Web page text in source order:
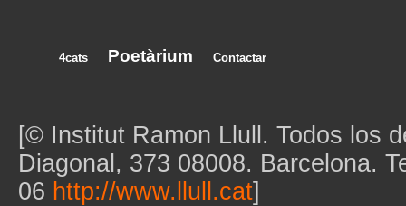
4cats Poetàrium Contactar
[© Institut Ramon Llull. Todos los
Diagonal, 373 08008. Barcelona.
06 http://www.llull.cat]